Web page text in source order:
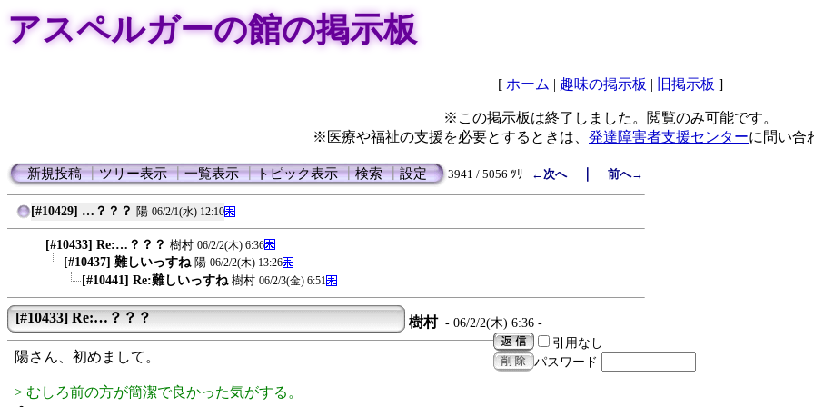
アスペルガーの館の掲示板
[ ホーム | 趣味の掲示板 | 旧掲示板 ]
※この掲示板は終了しました。閲覧のみ可能です。
※医療や福祉の支援を必要とするときは、 発達障害者支援センターに問い合
新規投稿┃ツリー表示┃一覧表示┃トピック表示┃検索┃設定 3941 / 5056 ﾂﾘｰ ←次へ｜ 前へ→
[#10429] …？？？ 陽 06/2/1(水) 12:10
[#10433] Re:…？？？ 樹村 06/2/2(木) 6:36
[#10437] 難しいっすね 陽 06/2/2(木) 13:26
[#10441] Re:難しいっすね 樹村 06/2/3(金) 6:51
[#10433] Re:…？？？ 樹村 - 06/2/2(木) 6:36 -
引用なし
パスワード
陽さん、初めまして。
> むしろ前の方が簡潔で良かった気がする。